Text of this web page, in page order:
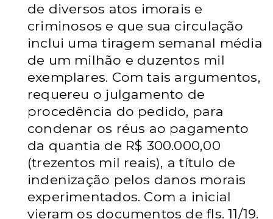
de diversos atos imorais e
criminosos e que sua circulação
inclui uma tiragem semanal média
de um milhão e duzentos mil
exemplares. Com tais argumentos,
requereu o julgamento de
procedência do pedido, para
condenar os réus ao pagamento
da quantia de R$ 300.000,00
(trezentos mil reais), a título de
indenização pelos danos morais
experimentados. Com a inicial
vieram os documentos de fls. 11/19.